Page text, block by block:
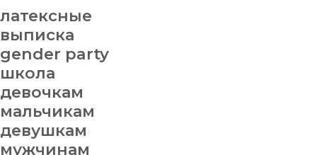
латексные
выписка
gender party
школа
девочкам
мальчикам
девушкам
мужчинам